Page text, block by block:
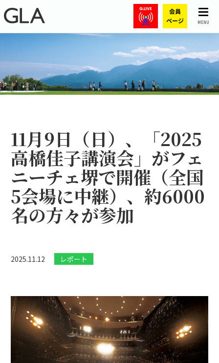
MENU
11月9日（日）、「2025
高橋佳子講演会」がフェ
ニーチェ堺で開催（全国
5会場に中継）、約6000
名の方々が参加
2025.11.12 レポート